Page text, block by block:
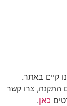
קיים באתר.
התקנה, צרו קשר
כאן.